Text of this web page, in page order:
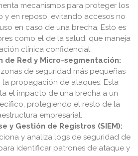
mecanismos para proteger los
y en reposo, evitando accesos no
en caso de una brecha. Esto es
como el de la salud, que maneja
clínica confidencial.
de Red y Micro-segmentación:
de seguridad más pequeñas
propagación de ataques. Esta
el impacto de una brecha a un
protegiendo el resto de la
empresarial.
y Gestión de Registros (SIEM):
y analiza logs de seguridad de
identificar patrones de ataque y